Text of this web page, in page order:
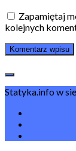
Zapamiętaj
kolejnych
Statyka.info w